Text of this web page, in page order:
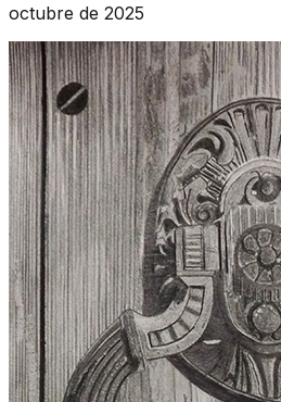
octubre de 2025